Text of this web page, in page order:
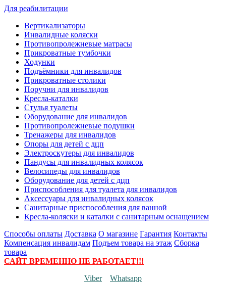
Для реабилитации
Вертикализаторы
Инвалидные коляски
Противопролежневые матрасы
Прикроватные тумбочки
Ходунки
Подъёмники для инвалидов
Прикроватные столики
Поручни для инвалидов
Кресла-каталки
Стулья туалеты
Оборудование для инвалидов
Противопролежневые подушки
Тренажеры для инвалидов
Опоры для детей с дцп
Электроскутеры для инвалидов
Пандусы для инвалидных колясок
Велосипеды для инвалидов
Оборудование для детей с дцп
Приспособления для туалета для инвалидов
Аксессуары для инвалидных колясок
Санитарные приспособления для ванной
Кресла-коляски и каталки с санитарным оснащением
Способы оплаты Доставка О магазине Гарантия Контакты
Компенсация инвалидам Подъем товара на этаж Сборка
товара
САЙТ ВРЕМЕННО НЕ РАБОТАЕТ!!!
Viber
Whatsapp